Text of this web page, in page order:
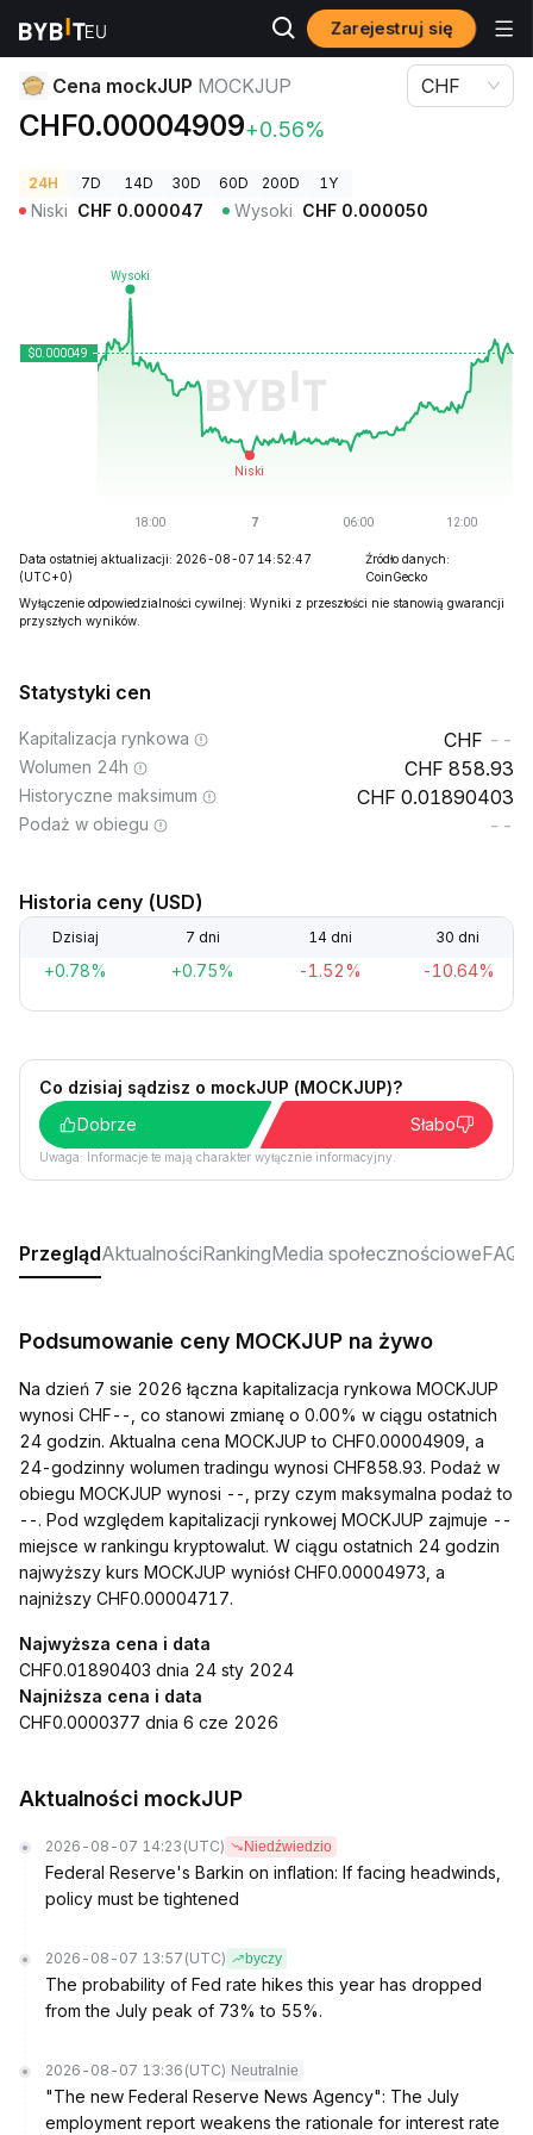
Zarejestruj się
Ceny kryptowalut Cena mockJUP MOCKJUP
Cena mockJUP MOCKJUP
CHF0.00004909+0.56%
CHF
24H 7D 14D 30D 60D 200D 1Y
Niski CHF 0.000047 Wysoki CHF 0.000050
Data ostatniej aktualizacji: 2026-08-07 14:52:47
(UTC+0)
Źródło danych:
CoinGecko
Wyłączenie odpowiedzialności cywilnej: Wyniki z przeszłości nie stanowią gwarancji
przyszłych wyników.
Statystyki cen
Kapitalizacja rynkowa --
Wolumen 24h 858.93
Historyczne maksimum 0.01890403
Podaż w obiegu --
Historia ceny (USD)
Dzisiaj 7 dni 14 dni 30 dni
+0.78% +0.75% -1.52% -10.64%
Co dzisiaj sądzisz o mockJUP (MOCKJUP)?
Dobrze
Słabo
Uwaga: Informacje te mają charakter wyłącznie informacyjny.
PrzeglądAktualnościRankingMedia społecznościoweFAQ
Podsumowanie ceny MOCKJUP na żywo
Na dzień 7 sie 2026 łączna kapitalizacja rynkowa MOCKJUP
wynosi CHF--, co stanowi zmianę o 0.00% w ciągu ostatnich
24 godzin. Aktualna cena MOCKJUP to CHF0.00004909, a
24-godzinny wolumen tradingu wynosi CHF858.93. Podaż w
obiegu MOCKJUP wynosi --, przy czym maksymalna podaż to
--. Pod względem kapitalizacji rynkowej MOCKJUP zajmuje --
miejsce w rankingu kryptowalut. W ciągu ostatnich 24 godzin
najwyższy kurs MOCKJUP wyniósł CHF0.00004973, a
najniższy CHF0.00004717.
Najwyższa cena i data
CHF0.01890403 dnia 24 sty 2024
Najniższa cena i data
CHF0.0000377 dnia 6 cze 2026
Aktualności mockJUP
2026-08-07 14:23 (UTC) Niedźwiedzio
Federal Reserve's Barkin on inflation: If facing headwinds,
policy must be tightened
2026-08-07 13:57 (UTC) byczy
The probability of Fed rate hikes this year has dropped
from the July peak of 73% to 55%.
2026-08-07 13:36 (UTC) Neutralnie
"The new Federal Reserve News Agency": The July
employment report weakens the rationale for interest rate